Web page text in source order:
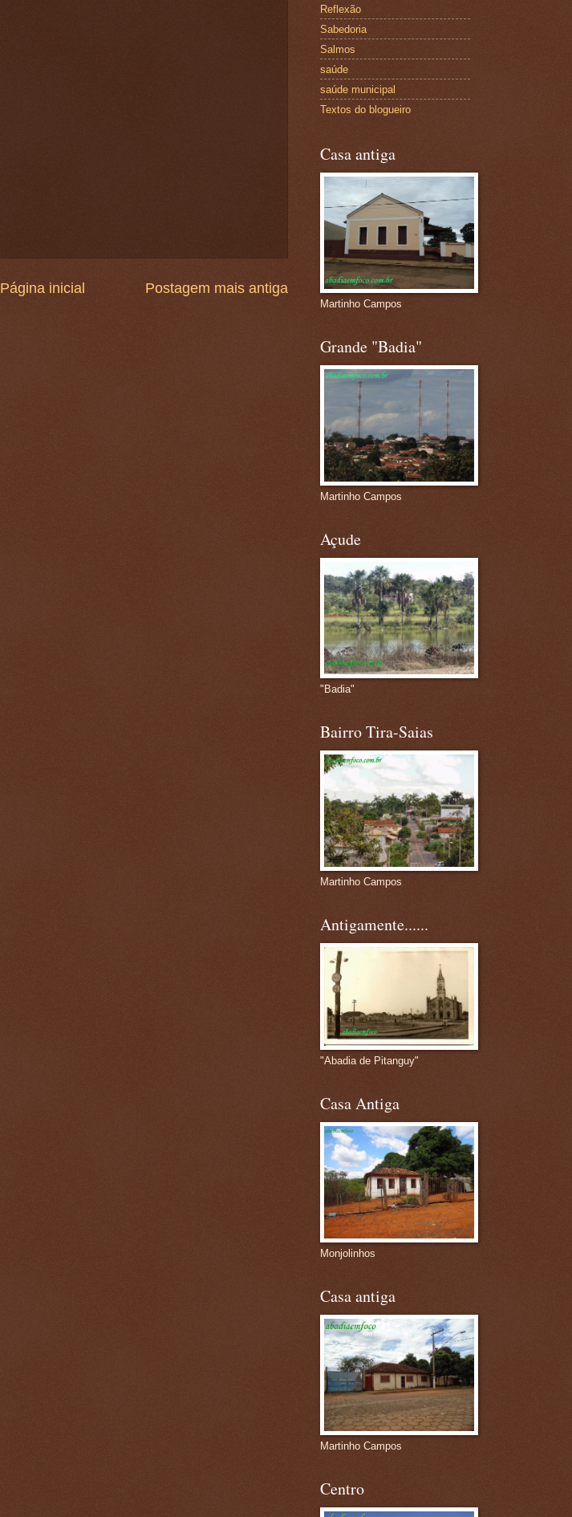
Postagem mais antiga
Página inicial
Reflexão
Sabedoria
Salmos
saúde
saúde municipal
Textos do blogueiro
Casa antiga
Martinho Campos
Grande "Badia"
Martinho Campos
Açude
"Badia"
Bairro Tira-Saias
Martinho Campos
Antigamente......
"Abadia de Pitanguy"
Casa Antiga
Monjolinhos
Casa antiga
Martinho Campos
Centro